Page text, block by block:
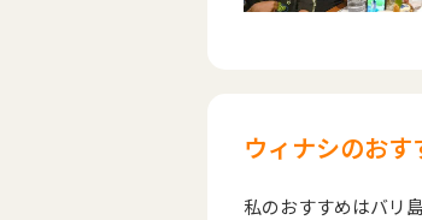
ウィナシのお
私のおすすめはバリ